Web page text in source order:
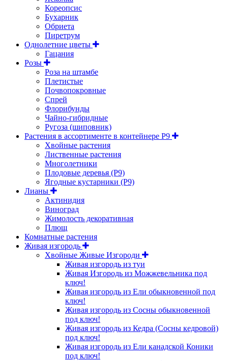
Кореопсис
Бухарник
Обриета
Пиретрум
Однолетние цветы
Гацания
Розы
Роза на штамбе
Плетистые
Почвопокровные
Спрей
Флорибунды
Чайно-гибридные
Ругоза (шиповник)
Растения в ассортименте в контейнере P9
Хвойные растения
Лиственные растения
Многолетники
Плодовые деревья (Р9)
Ягодные кустарники (Р9)
Лианы
Актинидия
Виноград
Жимолость декоративная
Плющ
Комнатные растения
Живая изгородь
Хвойные Живые Изгороди
Живая изгородь из туи
Живая Изгородь из Можжевельника под
ключ!
Живая изгородь из Ели обыкновенной под
ключ!
Живая изгородь из Сосны обыкновенной
под ключ!
Живая изгородь из Кедра (Сосны кедровой)
под ключ!
Живая изгородь из Ели канадской Коники
под ключ!